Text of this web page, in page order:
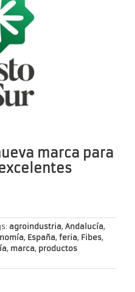
marca para
agroindustria, Andalucía,
, España, feria, Fibes,
, marca, productos